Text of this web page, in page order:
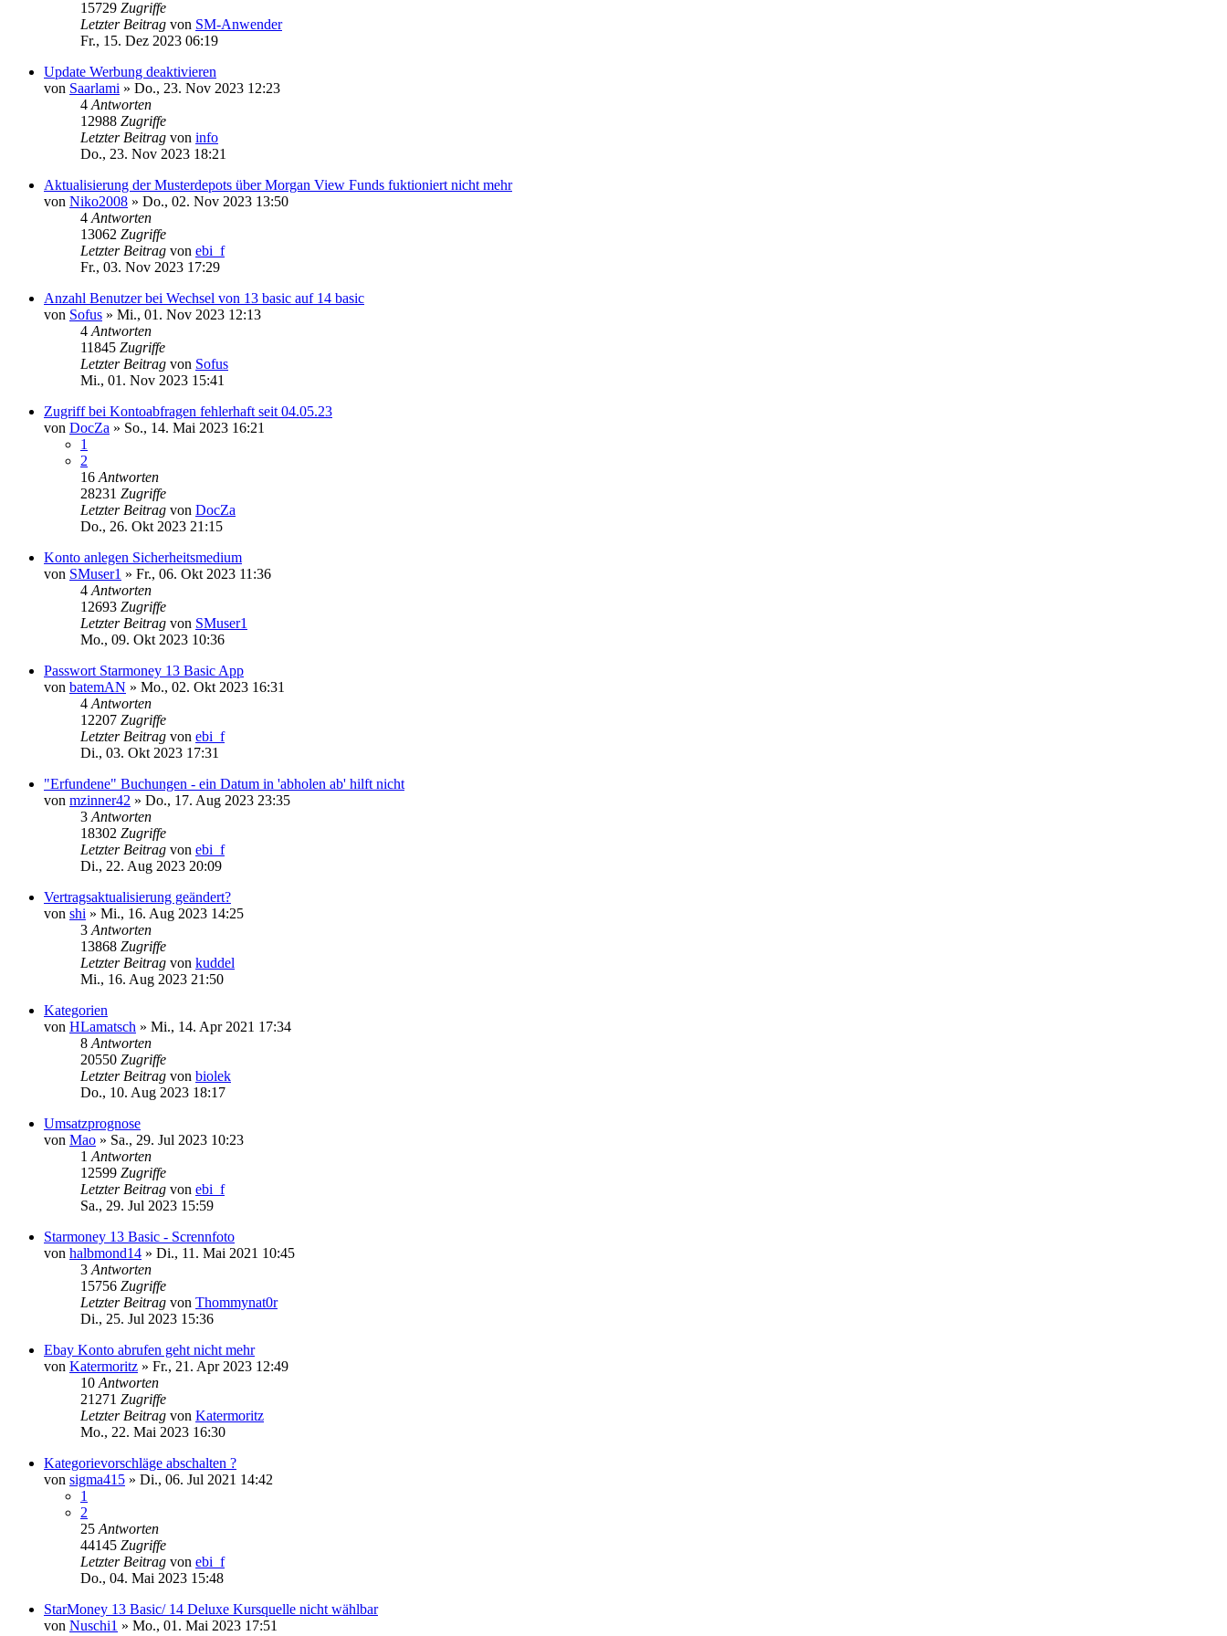
15729 Zugriffe
Letzter Beitrag von SM-Anwender
Fr., 15. Dez 2023 06:19
Update Werbung deaktivieren
von Saarlami » Do., 23. Nov 2023 12:23
4 Antworten
12988 Zugriffe
Letzter Beitrag von info
Do., 23. Nov 2023 18:21
Aktualisierung der Musterdepots über Morgan View Funds fuktioniert nicht mehr
von Niko2008 » Do., 02. Nov 2023 13:50
4 Antworten
13062 Zugriffe
Letzter Beitrag von ebi_f
Fr., 03. Nov 2023 17:29
Anzahl Benutzer bei Wechsel von 13 basic auf 14 basic
von Sofus » Mi., 01. Nov 2023 12:13
4 Antworten
11845 Zugriffe
Letzter Beitrag von Sofus
Mi., 01. Nov 2023 15:41
Zugriff bei Kontoabfragen fehlerhaft seit 04.05.23
von DocZa » So., 14. Mai 2023 16:21
1
2
16 Antworten
28231 Zugriffe
Letzter Beitrag von DocZa
Do., 26. Okt 2023 21:15
Konto anlegen Sicherheitsmedium
von SMuser1 » Fr., 06. Okt 2023 11:36
4 Antworten
12693 Zugriffe
Letzter Beitrag von SMuser1
Mo., 09. Okt 2023 10:36
Passwort Starmoney 13 Basic App
von batemAN » Mo., 02. Okt 2023 16:31
4 Antworten
12207 Zugriffe
Letzter Beitrag von ebi_f
Di., 03. Okt 2023 17:31
"Erfundene" Buchungen - ein Datum in 'abholen ab' hilft nicht
von mzinner42 » Do., 17. Aug 2023 23:35
3 Antworten
18302 Zugriffe
Letzter Beitrag von ebi_f
Di., 22. Aug 2023 20:09
Vertragsaktualisierung geändert?
von shi » Mi., 16. Aug 2023 14:25
3 Antworten
13868 Zugriffe
Letzter Beitrag von kuddel
Mi., 16. Aug 2023 21:50
Kategorien
von HLamatsch » Mi., 14. Apr 2021 17:34
8 Antworten
20550 Zugriffe
Letzter Beitrag von biolek
Do., 10. Aug 2023 18:17
Umsatzprognose
von Mao » Sa., 29. Jul 2023 10:23
1 Antworten
12599 Zugriffe
Letzter Beitrag von ebi_f
Sa., 29. Jul 2023 15:59
Starmoney 13 Basic - Scrennfoto
von halbmond14 » Di., 11. Mai 2021 10:45
3 Antworten
15756 Zugriffe
Letzter Beitrag von Thommynat0r
Di., 25. Jul 2023 15:36
Ebay Konto abrufen geht nicht mehr
von Katermoritz » Fr., 21. Apr 2023 12:49
10 Antworten
21271 Zugriffe
Letzter Beitrag von Katermoritz
Mo., 22. Mai 2023 16:30
Kategorievorschläge abschalten ?
von sigma415 » Di., 06. Jul 2021 14:42
1
2
25 Antworten
44145 Zugriffe
Letzter Beitrag von ebi_f
Do., 04. Mai 2023 15:48
StarMoney 13 Basic/ 14 Deluxe Kursquelle nicht wählbar
von Nuschi1 » Mo., 01. Mai 2023 17:51